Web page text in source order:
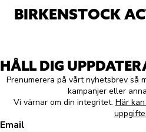
BIRKENSTOCK
HÅLL DIG
Prenumerera på vårt nyhetsbrev så
kampanjer eller
Vi värnar om din integritet. Här
Email